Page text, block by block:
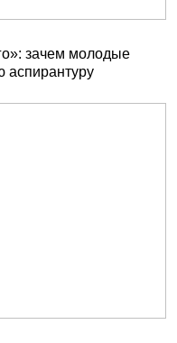
зачем молодые
аспирантуру